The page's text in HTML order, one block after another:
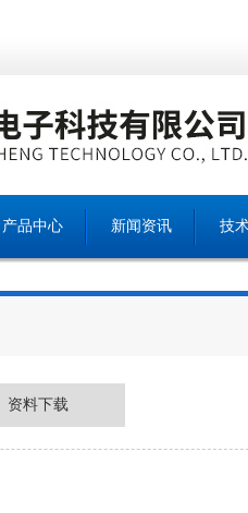
产品中心 新闻资讯 技
资料下载